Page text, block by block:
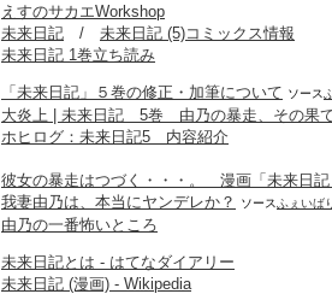
えすのサカエWorkshop
未来日記 / 未来日記 (5)コミックス情報
未来日記 1巻立ち読み
「未来日記」５巻の修正・加筆について ソース
大炎上 | 未来日記 5巻 由乃の暴走、その果
ホヒログ：未来日記5 内容紹介
彼女の暴走はつづく・・・。 漫画「未来日
我妻由乃は、本当にヤンデレか？
ソース ふぇいば
由乃の一番怖いところ
未来日記とは - はてなダイアリー
未来日記 (漫画) - Wikipedia